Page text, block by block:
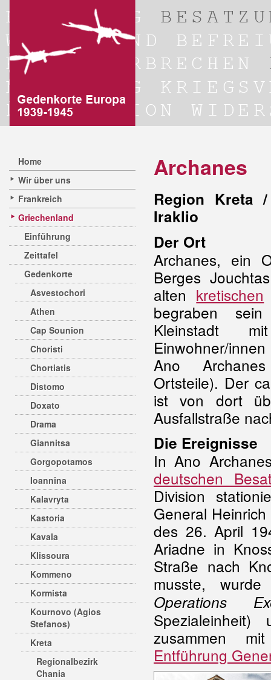
Home
Wir über uns
Frankreich
Griechenland
Einführung
Zeittafel
Gedenkorte
Asvestochori
Athen
Cap Sounion
Choristi
Chortiatis
Distomo
Doxato
Drama
Giannitsa
Gorgopotamos
Ioannina
Kalavryta
Kastoria
Kavala
Klissoura
Kommeno
Kormista
Kournovo (Agios
Stefanos)
Kreta
Regionalbezirk
Chania
Archanes
Region Kreta
Iraklio
Der Ort
Archanes, ein
Berges
alten kretischen
begraben
Kleinstadt
Einwohner/
Ano
Ortsteile). Der
ist von dort
Ausfallstraße
Die Ereignisse
In Ano
deutschen
Division
General
des 26. April
Ariadne in
Straße nach
musste,
Operations
zusammen
Entführung